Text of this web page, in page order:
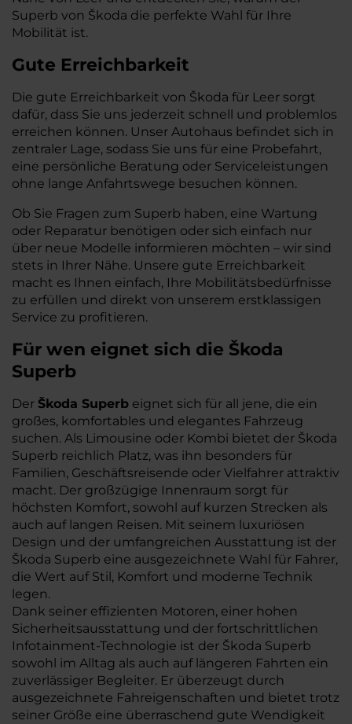
Superb von Škoda die perfekte Wahl für Ihre
Mobilität ist.
Gute Erreichbarkeit
Die gute Erreichbarkeit von Škoda für Leer sorgt
dafür, dass Sie uns jederzeit schnell und problemlos
erreichen können. Unser Autohaus befindet sich in
zentraler Lage, sodass Sie uns für eine Probefahrt,
eine persönliche Beratung oder Serviceleistungen
ohne lange Anfahrtswege besuchen können.
Ob Sie Fragen zum Superb haben, eine Wartung
oder Reparatur benötigen oder sich einfach nur
über neue Modelle informieren möchten – wir sind
stets in Ihrer Nähe. Unsere gute Erreichbarkeit
macht es Ihnen einfach, Ihre Mobilitätsbedürfnisse
zu erfüllen und direkt von unserem erstklassigen
Service zu profitieren.
Für wen eignet sich die Škoda
Superb
Der Škoda Superb eignet sich für all jene, die ein
großes, komfortables und elegantes Fahrzeug
suchen. Als Limousine oder Kombi bietet der Škoda
Superb reichlich Platz, was ihn besonders für
Familien, Geschäftsreisende oder Vielfahrer attraktiv
macht. Der großzügige Innenraum sorgt für
höchsten Komfort, sowohl auf kurzen Strecken als
auch auf langen Reisen. Mit seinem luxuriösen
Design und der umfangreichen Ausstattung ist der
Škoda Superb eine ausgezeichnete Wahl für Fahrer,
die Wert auf Stil, Komfort und moderne Technik
legen.
Dank seiner effizienten Motoren, einer hohen
Sicherheitsausstattung und der fortschrittlichen
Infotainment-Technologie ist der Škoda Superb
sowohl im Alltag als auch auf längeren Fahrten ein
zuverlässiger Begleiter. Er überzeugt durch
ausgezeichnete Fahreigenschaften und bietet trotz
seiner Größe eine überraschend gute Wendigkeit